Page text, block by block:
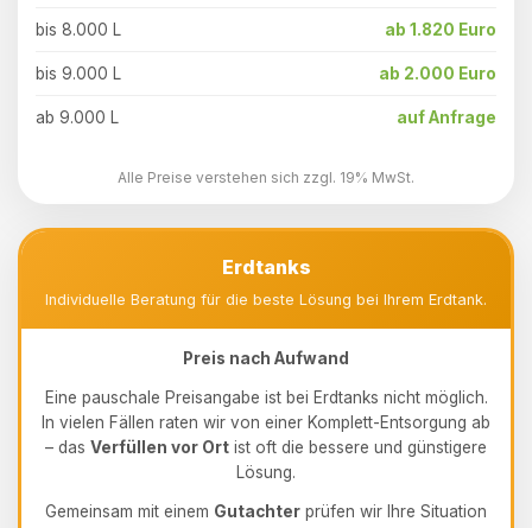
bis 8.000 L ab 1.820 Euro
bis 9.000 L ab 2.000 Euro
ab 9.000 L auf Anfrage
Alle Preise verstehen sich zzgl. 19% MwSt.
Erdtanks
Individuelle Beratung für die beste Lösung bei Ihrem Erdtank.
Preis nach Aufwand
Eine pauschale Preisangabe ist bei Erdtanks nicht möglich.
In vielen Fällen raten wir von einer Komplett-Entsorgung ab
– das Verfüllen vor Ort ist oft die bessere und günstigere
Lösung.
Gemeinsam mit einem Gutachter prüfen wir Ihre Situation